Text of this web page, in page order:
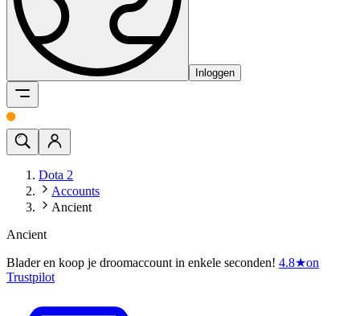
Inloggen
Dota 2
Accounts
Ancient
Ancient
Blader en koop je droomaccount in enkele seconden! 4.8★on
Trustpilot